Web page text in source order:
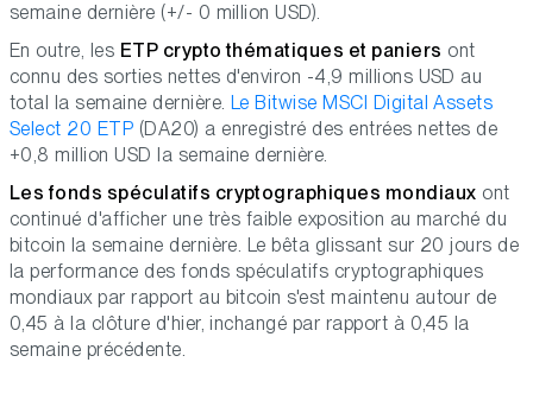
semaine dernière (+/- 0 million USD).
En outre, les ETP crypto thématiques et paniers ont
connu des sorties nettes d'environ -4,9 millions USD au
total la semaine dernière. Le Bitwise MSCI Digital Assets
Select 20 ETP (DA20) a enregistré des entrées nettes de
+0,8 million USD la semaine dernière.
Les fonds spéculatifs cryptographiques mondiaux ont
continué d'afficher une très faible exposition au marché du
bitcoin la semaine dernière. Le bêta glissant sur 20 jours de
la performance des fonds spéculatifs cryptographiques
mondiaux par rapport au bitcoin s'est maintenu autour de
0,45 à la clôture d'hier, inchangé par rapport à 0,45 la
semaine précédente.